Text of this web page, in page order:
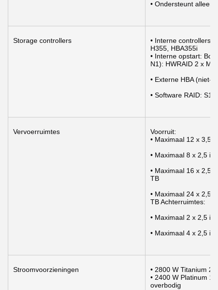
• Ondersteunt alleen
Storage controllers
• Interne controllers:
H355, HBA355i
• Interne opstart:
N1): HWRAID 2 x
• Externe HBA (niet-
• Software RAID:
Vervoerruimtes
Voorruit:
• Maximaal 12 x 3,5
• Maximaal 8 x 2,5
• Maximaal 16 x 2,5
TB
• Maximaal 24 x 2,5
TB Achterruimtes:
• Maximaal 2 x 2,5
• Maximaal 4 x 2,5
Stroomvoorzieningen
• 2800 W Titanium
• 2400 W Platinum
overbodig